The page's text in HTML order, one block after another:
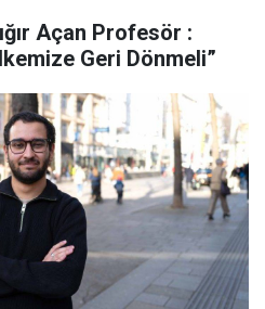
Açan Profesör :
Geri Dönmeli”